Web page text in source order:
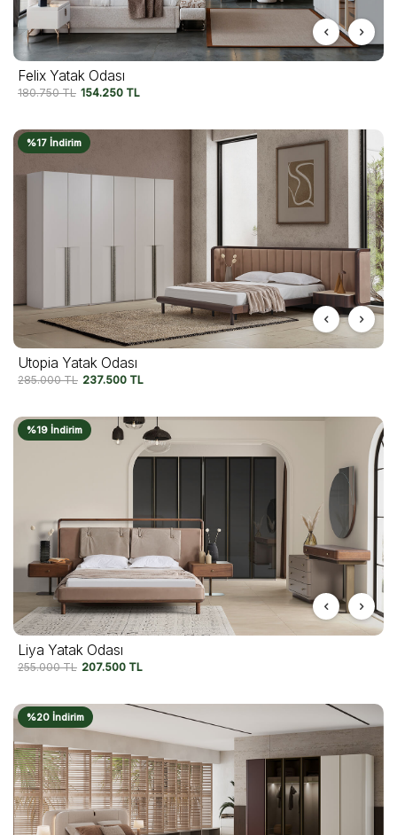
Felix Yatak Odası
180.750TL 154.250 TL
%17 İndirim
Utopia Yatak Odası
285.000TL 237.500 TL
%19 İndirim
Liya Yatak Odası
255.000TL 207.500 TL
%20 İndirim